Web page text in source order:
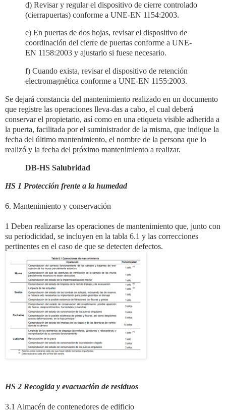
d) Revisar y regular el dispositivo de cierre controlado
(cierrapuertas) conforme a UNE-EN 1154:2003.
e) En puertas de dos hojas, revisar el dispositivo de
coordinación del cierre de puertas conforme a UNE-
EN 1158:2003 y ajustarlo si fuese necesario.
f) Cuando exista, revisar el dispositivo de retención
electromagnética conforme a UNE-EN 1155:2003.
Se dejará constancia del mantenimiento realizado en un documento
que registre las operaciones lleva-das a cabo, el cual deberá
conservar el propietario, así como en una etiqueta visible adherida a
la puerta, facilitada por el suministrador de la misma, que indique la
fecha del último mantenimiento, el nombre de la persona que lo
realizó y la fecha del próximo mantenimiento a realizar.
DB-HS Salubridad
HS 1 Protección frente a la humedad
6. Mantenimiento y conservación
1 Deben realizarse las operaciones de mantenimiento que, junto con
su periodicidad, se incluyen en la tabla 6.1 y las correcciones
pertinentes en el caso de que se detecten defectos.
HS 2 Recogida y evacuación de residuos
3.1 Almacén de contenedores de edificio